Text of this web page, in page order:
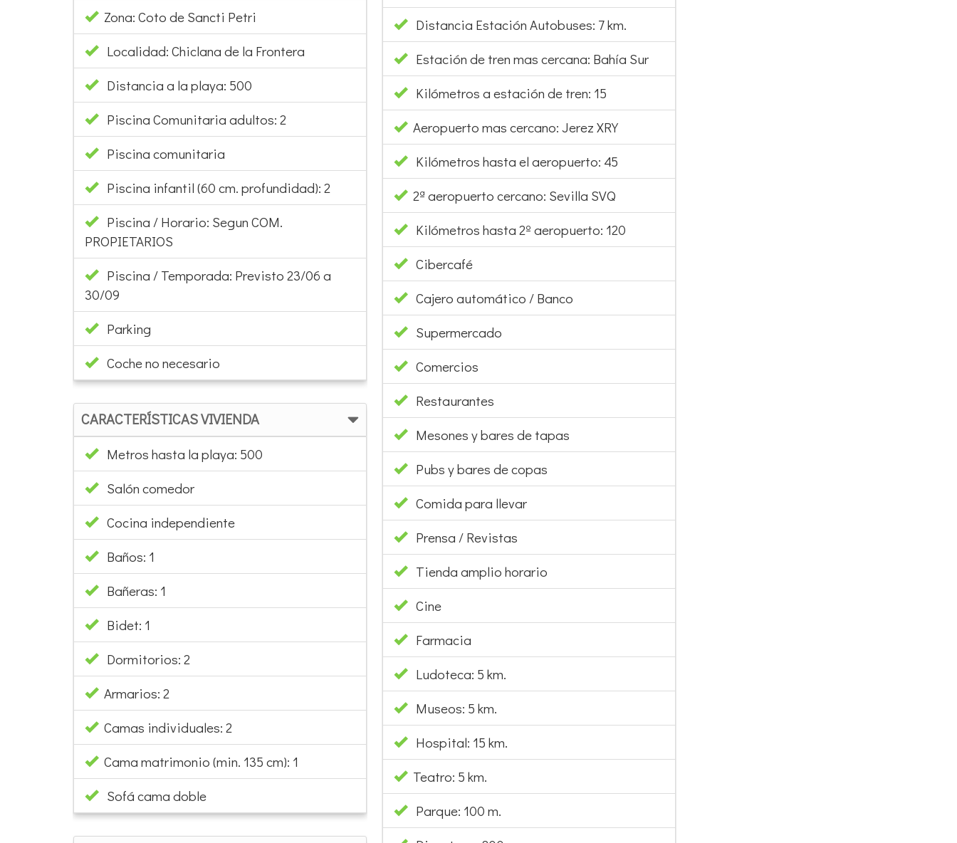
Zona: Coto de Sancti Petri
Localidad: Chiclana de la Frontera
Distancia a la playa: 500
Piscina Comunitaria adultos: 2
Piscina comunitaria
Piscina infantil (60 cm. profundidad): 2
Piscina / Horario: Segun COM.
PROPIETARIOS
Piscina / Temporada: Previsto 23/06 a
30/09
Parking
Coche no necesario
CARACTERÍSTICAS VIVIENDA
Metros hasta la playa: 500
Salón comedor
Cocina independiente
Baños: 1
Bañeras: 1
Bidet: 1
Dormitorios: 2
Armarios: 2
Camas individuales: 2
Cama matrimonio (min. 135 cm): 1
Sofá cama doble
Distancia Estación Autobuses: 7 km.
Estación de tren mas cercana: Bahía Sur
Kilómetros a estación de tren: 15
Aeropuerto mas cercano: Jerez XRY
Kilómetros hasta el aeropuerto: 45
2ª aeropuerto cercano: Sevilla SVQ
Kilómetros hasta 2º aeropuerto: 120
Cibercafé
Cajero automático / Banco
Supermercado
Comercios
Restaurantes
Mesones y bares de tapas
Pubs y bares de copas
Comida para llevar
Prensa / Revistas
Tienda amplio horario
Cine
Farmacia
Ludoteca: 5 km.
Museos: 5 km.
Hospital: 15 km.
Teatro: 5 km.
Parque: 100 m.